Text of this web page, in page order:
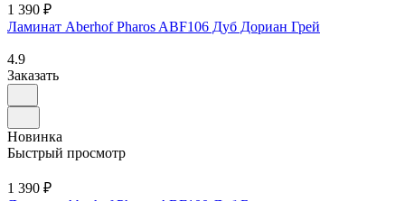
1 390 ₽
Ламинат Aberhof Pharos ABF106 Дуб Дориан Грей
4.9
Заказать
Новинка
Быстрый просмотр
1 390 ₽